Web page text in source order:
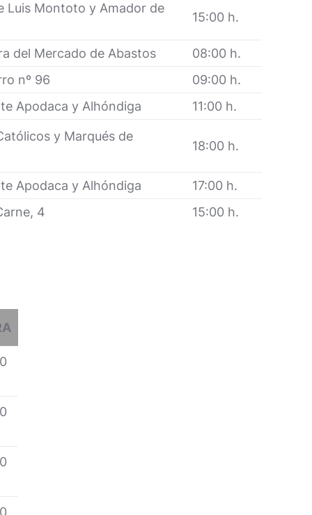
Luis Montoto y Amador de
15:00 h.
del Mercado de Abastos
08:00 h.
nº 96
09:00 h.
Apodaca y Alhóndiga
11:00 h.
y Marqués de
18:00 h.
Apodaca y Alhóndiga
17:00 h.
4 15:00 h.